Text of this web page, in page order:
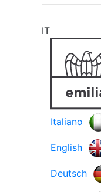
IT
Italiano
English
Deutsch